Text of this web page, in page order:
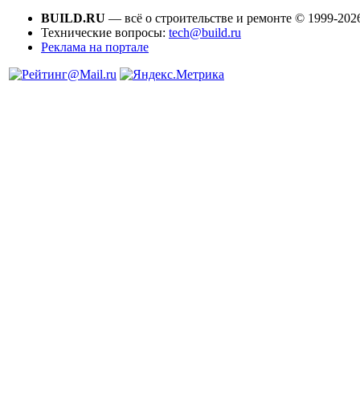
BUILD.RU — всё о строительстве и ремонте © 1999-
Технические вопросы: tech@build.ru
Реклама на портале